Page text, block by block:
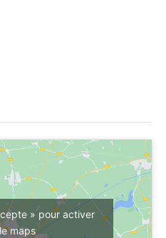
» pour activer
maps